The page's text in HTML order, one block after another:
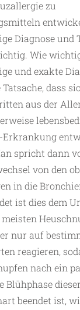
zu
Diagnose und
Wie
und exakte
Tatsache, dass
aus der
Erkrankung
spricht dann
von den
in die
ist dies dem
meisten
nur auf
reagieren,
nach ein
Blühphase dieser
beendet ist,